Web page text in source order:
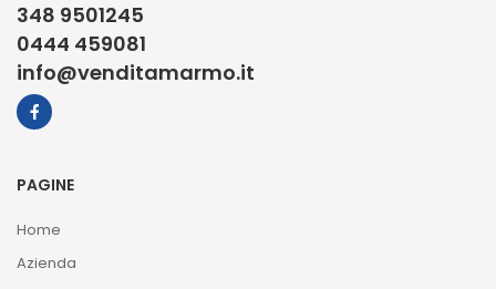
348 9501245
0444 459081
info@venditamarmo.it
PAGINE
Home
Azienda